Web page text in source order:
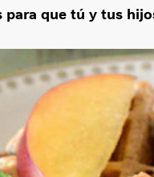
para que tú y tus